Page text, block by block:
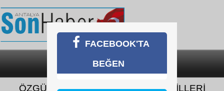
SON DAKİKA
ÖZGÜR ÖZEL VE CHP MİLLETVEKİLLERİ
FACEBOOK'TA
BEĞEN